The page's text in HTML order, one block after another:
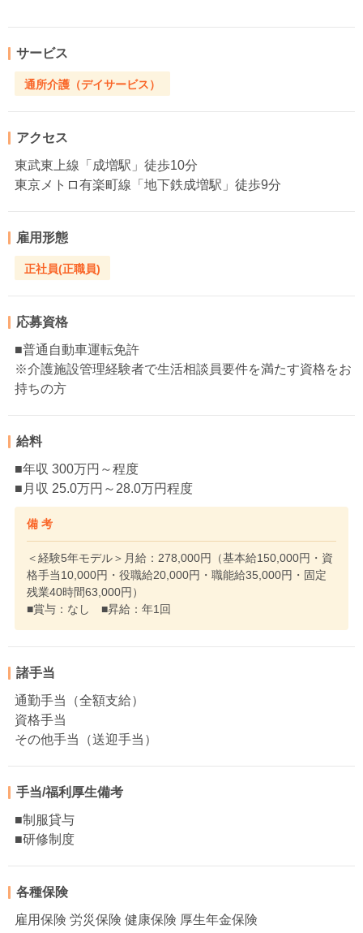
サービス
通所介護（デイサービス）
アクセス
東武東上線「成増駅」徒歩10分
東京メトロ有楽町線「地下鉄成増駅」徒歩9分
雇用形態
正社員(正職員)
応募資格
■普通自動車運転免許
※介護施設管理経験者で生活相談員要件を満たす資格をお
持ちの方
給料
■年収 300万円～程度
■月収 25.0万円～28.0万円程度
備 考
＜経験5年モデル＞月給：278,000円（基本給150,000円・資
格手当10,000円・役職給20,000円・職能給35,000円・固定
残業40時間63,000円）
■賞与：なし ■昇給：年1回
諸手当
通勤手当（全額支給）
資格手当
その他手当（送迎手当）
手当/福利厚生備考
■制服貸与
■研修制度
各種保険
雇用保険 労災保険 健康保険 厚生年金保険